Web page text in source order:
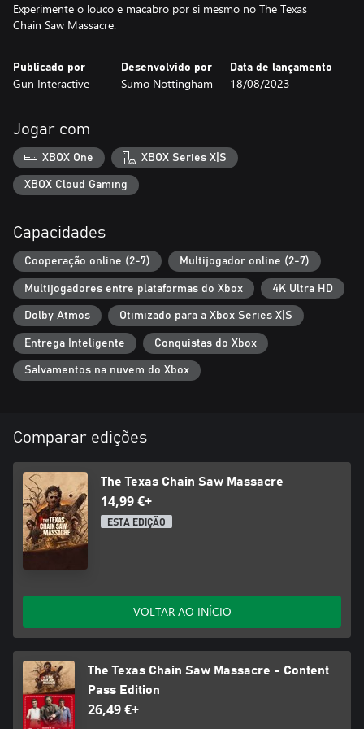
Experimente o louco e macabro por si mesmo no The Texas
Chain Saw Massacre.
Publicado por
Gun Interactive
Desenvolvido por
Sumo Nottingham
Data de lançamento
18/08/2023
Jogar com
XBOX One XBOX Series X|S
XBOX Cloud Gaming
Capacidades
Cooperação online (2-7) Multijogador online (2-7)
Multijogadores entre plataformas do Xbox 4K Ultra HD
Dolby Atmos Otimizado para a Xbox Series X|S
Entrega Inteligente Conquistas do Xbox
Salvamentos na nuvem do Xbox
Comparar edições
The Texas Chain Saw Massacre
14,99 €+
ESTA EDIÇÃO
VOLTAR AO INÍCIO
The Texas Chain Saw Massacre - Content
Pass Edition
26,49 €+